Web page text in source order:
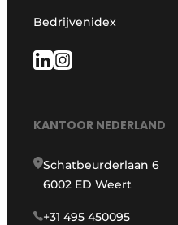
Bedrijvenidex
KANTOOR NEDERLAND
Schatbeurderlaan 6
6002 ED Weert
+31 495 450095